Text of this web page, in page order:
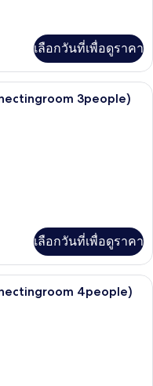
เลือกวันที่เพื่อดูราคา
มขนเป็ด, ผ้าม่านกันแสง, เตารีด/
3people)
เลือกวันที่เพื่อดูราคา
มขนเป็ด, ผ้าม่านกันแสง, เตารีด/
4people)